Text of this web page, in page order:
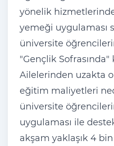
yönelik
yemeği uygulaması
üniversite
"Gençlik
Ailelerinden uzakta
eğitim maliyetleri
üniversite
uygulaması ile
akşam yaklaşık 4